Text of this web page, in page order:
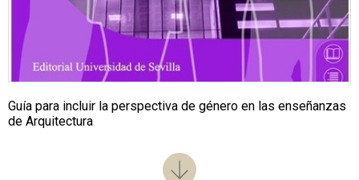
Guía para incluir la perspectiva de género en las enseñanzas
de Arquitectura